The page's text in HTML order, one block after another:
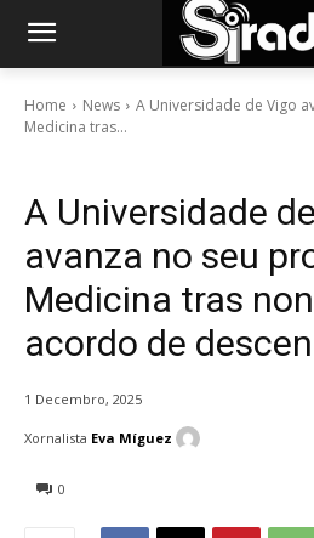
Home News
A Universidade de Vigo
Medicina tras...
A Universidade
avanza no seu
Medicina tras
acordo de
1 Decembro, 2025
0
Xornalista Eva Míguez